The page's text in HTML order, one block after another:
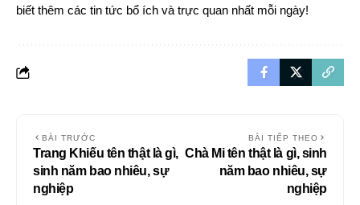
biết thêm các tin tức bổ ích và trực quan nhất mỗi ngày!
BÀI TRƯỚC
Trang Khiếu tên thật là gì,
sinh năm bao nhiêu, sự
nghiệp
BÀI TIẾP THEO
Chà Mi tên thật là gì, sinh
năm bao nhiêu, sự
nghiệp